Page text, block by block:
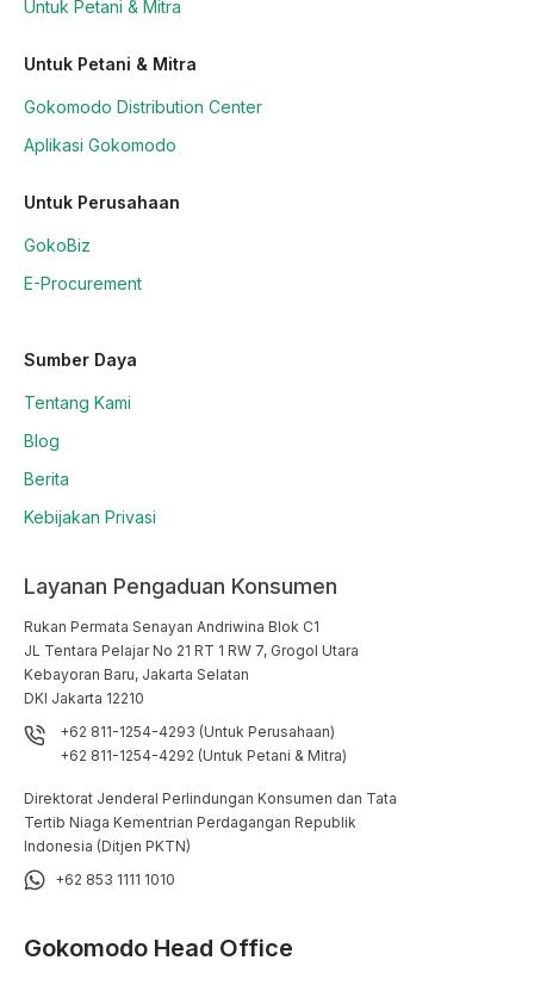
Untuk Petani & Mitra
Untuk Petani & Mitra
Gokomodo Distribution Center
Aplikasi Gokomodo
Untuk Perusahaan
GokoBiz
E-Procurement
Sumber Daya
Tentang Kami
Blog
Berita
Kebijakan Privasi
Layanan Pengaduan Konsumen
Rukan Permata Senayan Andriwina Blok C1
JL Tentara Pelajar No 21 RT 1 RW 7, Grogol Utara
Kebayoran Baru, Jakarta Selatan
DKI Jakarta 12210
+62 811-1254-4293 (Untuk Perusahaan)
+62 811-1254-4292 (Untuk Petani & Mitra)
Direktorat Jenderal Perlindungan Konsumen dan Tata
Tertib Niaga Kementrian Perdagangan Republik
Indonesia (Ditjen PKTN)
+62 853 1111 1010
Gokomodo Head Office